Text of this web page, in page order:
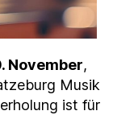
November,
Musik
ist für